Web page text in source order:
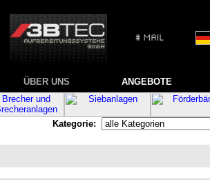
ÜBER UNS ANGEBOTE
Kategorie: